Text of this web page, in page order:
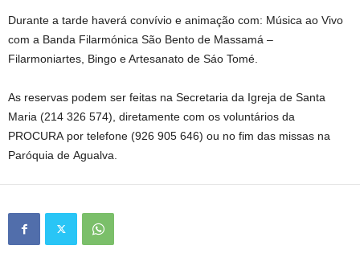
Durante a tarde haverá convívio e animação com: Música ao Vivo
com a Banda Filarmónica São Bento de Massamá –
Filarmoniartes, Bingo e Artesanato de Sáo Tomé.
As reservas podem ser feitas na Secretaria da Igreja de Santa
Maria (214 326 574), diretamente com os voluntários da
PROCURA por telefone (926 905 646) ou no fim das missas na
Paróquia de Agualva.